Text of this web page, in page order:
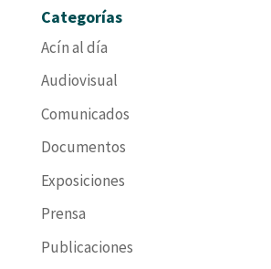
Categorías
Acín al día
Audiovisual
Comunicados
Documentos
Exposiciones
Prensa
Publicaciones